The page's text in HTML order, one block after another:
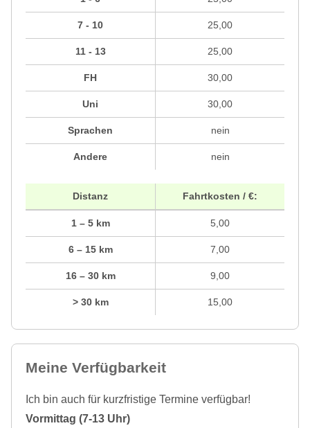
7 - 10
11 - 13
FH
Uni
Sprachen
Andere
25,00
25,00
30,00
30,00
nein
nein
Distanz
1 – 5 km
6 – 15 km
16 – 30 km
> 30 km
Fahrtkosten / €:
5,00
7,00
9,00
15,00
Meine Verfügbarkeit
Ich bin auch für kurzfristige Termine verfügbar!
Vormittag (7-13 Uhr)